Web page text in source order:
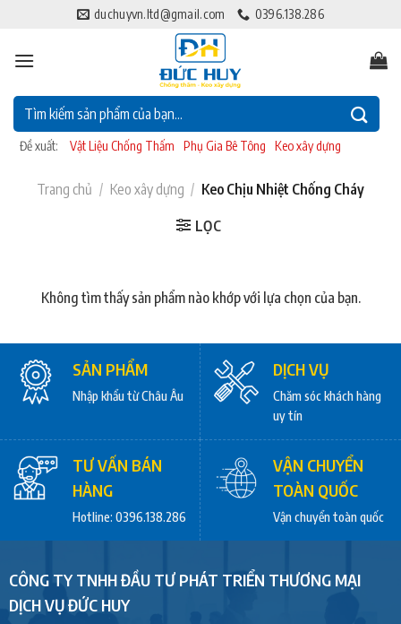
nội
duchuyvn.ltd@gmail.com 0396.138.286
Tìm
kiếm:
Đề xuất: Vật Liệu Chống Thấm Phụ Gia Bê Tông Keo xây dựng
Trang chủ / Keo xây dựng / Keo Chịu Nhiệt Chống Cháy
LỌC
Không tìm thấy sản phẩm nào khớp với lựa chọn của bạn.
SẢN PHẨM
Nhập khẩu từ Châu Âu
DỊCH VỤ
Chăm sóc khách hàng
uy tín
TƯ VẤN BÁN
HÀNG
Hotline: 0396.138.286
VẬN CHUYỂN
TOÀN QUỐC
Vận chuyển toàn quốc
CÔNG TY TNHH ĐẦU TƯ PHÁT TRIỂN THƯƠNG MẠI
DỊCH VỤ ĐỨC HUY